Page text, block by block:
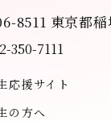
8511 東京都
350-7111
応援サイト
の方へ